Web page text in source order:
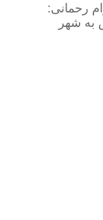
رحمانی:
به شهر